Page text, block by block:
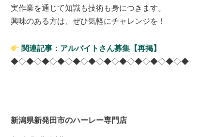
実作業を通じて知識も技術も身につきます。
興味のある方は、ぜひ気軽にチャレンジを！
関連記事：アルバイトさん募集【再掲】
◆◇◆◇◆◇◆◇◆◇◆◇◆◇◆◇◆◇◆◇◆◇◆
新潟県新発田市のハーレー専門店